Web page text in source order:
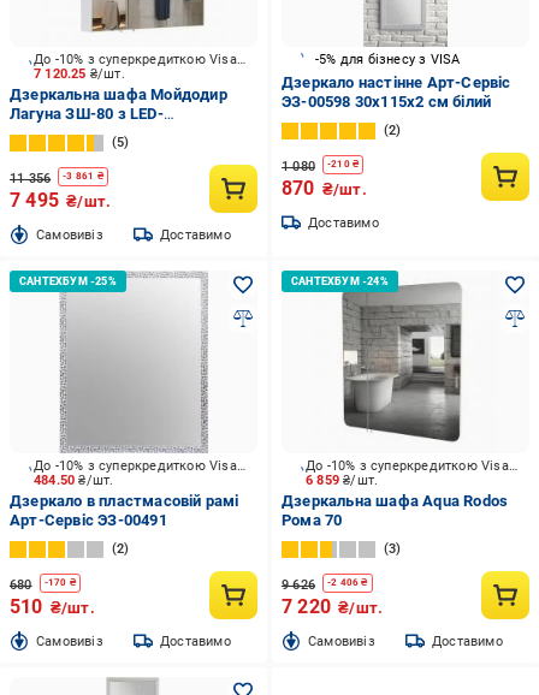
7 120.25 ₴/шт.
До -10% з суперкредиткою Visa Вигода
Дзеркальна шафа Мойдодир
Лагуна ЗШ-80 з LED-
підсвічуванням
5
11 356 -3 861 ₴
7 495 ₴/шт.
Cамовивіз Доставимо
-5% для бізнесу з VISA
Дзеркало настінне Арт-Сервіс
ЭЗ-00598 30х115х2 см білий
2
1 080 -210₴
870 ₴/шт.
Доставимо
484.50₴/шт.
До -10% з суперкредиткою Visa Вигода
Дзеркало в пластмасовій рамі
Арт-Сервіс ЭЗ-00491
2
680 -170 ₴
510 ₴/шт.
Cамовивіз Доставимо
6 859₴/шт.
До -10% з суперкредиткою Visa Вигода
Дзеркальна шафа Aqua Rodos
Рома 70
3
9 626 -2 406 ₴
7 220 ₴/шт.
Cамовивіз Доставимо